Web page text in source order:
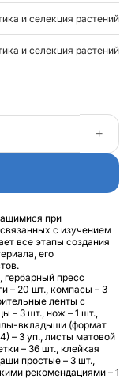
и селекция растений
и селекция растений
+
при
с изучением
все этапы создания
его
гербарный пресс
– 20 шт., компасы – 3
ленты с
– 3 шт., нож – 1 шт.,
вкладыши (формат
– 3 уп., листы матовой
– 36 шт., клейкая
простые – 3 шт.,
рекомендациями – 1